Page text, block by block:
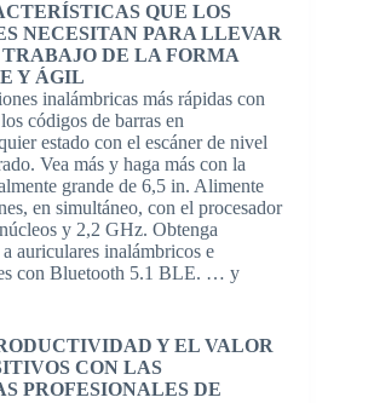
QUE LOS
NECESITAN PARA LLEVAR
DE LA FORMA
Y ÁGIL
inalámbricas más rápidas con
códigos de barras en
estado con el escáner de nivel
Vea más y haga más con la
grande de 6,5 in. Alimente
en simultáneo, con el procesador
y 2,2 GHz. Obtenga
auriculares inalámbricos e
con Bluetooth 5.1 BLE. … y
Y EL VALOR
CON LAS
PROFESIONALES DE